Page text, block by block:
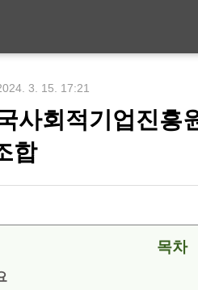
3. 15. 17:21
사회적기업진흥
합
목차